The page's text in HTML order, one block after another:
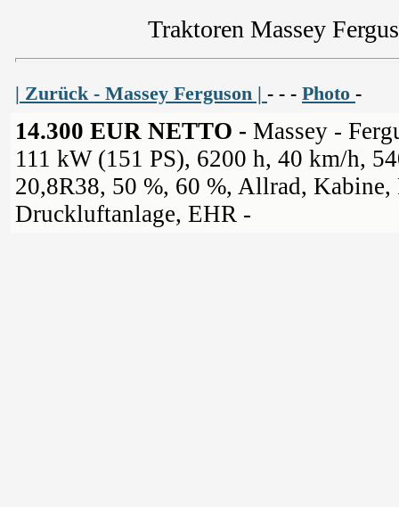
Traktoren Massey
| Zurück - Massey Ferguson | - - - Photo -
14.300 EUR NETTO - Massey -
111 kW (151 PS), 6200 h, 40 km/h,
20,8R38, 50 %, 60 %, Allrad, Kabine,
Druckluftanlage, EHR -